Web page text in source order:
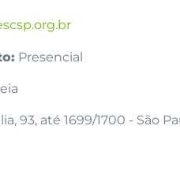
Presencial
93, até 1699/1700 - São